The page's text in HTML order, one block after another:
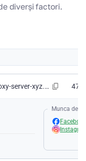
diverși factori.
proxy-server-xyz.com:8080
Munca de
Facebook